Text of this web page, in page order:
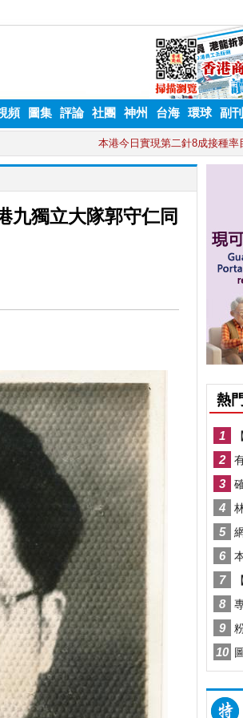
頻 圖集 評論 社團 神州 台海 環球 副刊
獨立大隊郭守仁同